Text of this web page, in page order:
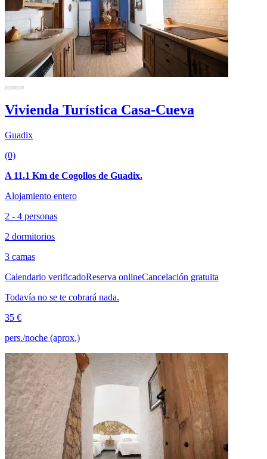
Vivienda Turística Casa-Cueva
Guadix
(0)
A 11.1 Km de Cogollos de Guadix.
Alojamiento entero
2 - 4 personas
2 dormitorios
3 camas
Calendario verificadoReserva onlineCancelación gratuita
Todavía no se te cobrará nada.
35 €
pers./noche (aprox.)